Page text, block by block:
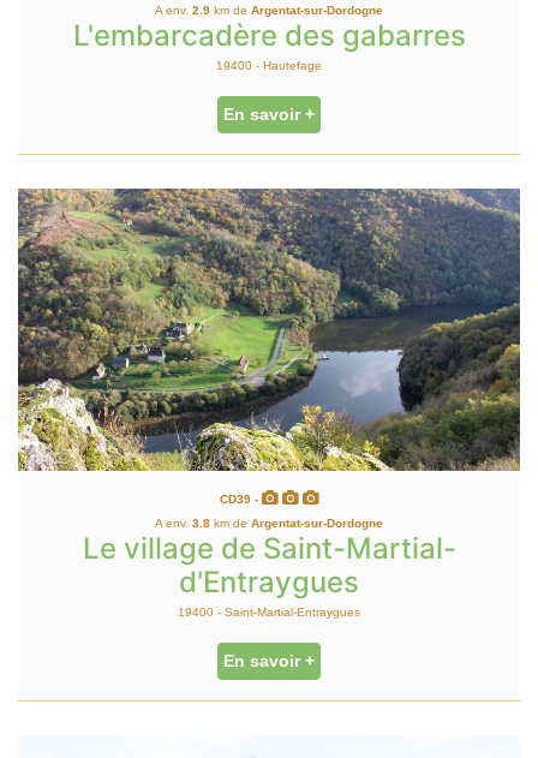
A env. 2.9 km de Argentat-sur-Dordogne
L'embarcadère des gabarres
19400 - Hautefage
En savoir +
CD39 -
A env. 3.8 km de Argentat-sur-Dordogne
Le village de Saint-Martial-
d'Entraygues
19400 - Saint-Martial-Entraygues
En savoir +